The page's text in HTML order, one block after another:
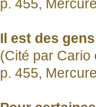
p. 455,
Il est des
(Cité par
p. 455,